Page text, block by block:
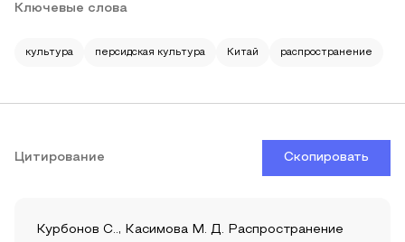
Ключевые слова
культура персидская культура Китай распространение
Цитирование Скопировать
Курбонов С.., Касимова М. Д. Распространение